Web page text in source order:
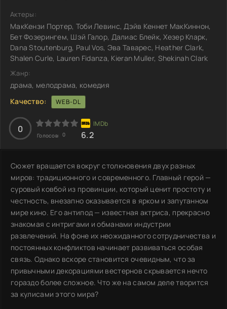
Актеры:
МакКензи Портер, Тоби Левинс, Дэйв Кеннет МакКиннон,
Бет Фозерингем, Шэй Галор, Далиас Блейк, Хезер Кларк,
Dana Stoutenburg, Paul Vos, Эва Таварес, Heather Clark,
Shalen Curle, Lauren Fidanza, Kieran Muller, Shekinah Clark
Жанр:
драма, мелодрама, комедия
Качество:
WEB-DL
0
Голосов: 0 6.2
Сюжет вращается вокруг столкновения двух разных
миров: традиционного и современного. Главный герой —
суровый ковбой из провинции, который ценит простоту и
честность, внезапно оказывается в ярком и запутанном
мире кино. Его антипод — известная актриса, прекрасно
знакомая с интригами и обманами индустрии
развлечений. На фоне их неожиданного сотрудничества и
постоянных конфликтов начинает развиваться особая
связь. Однако вскоре становится очевидным, что за
привычными декорациями вестернов скрывается нечто
гораздо более сложное. Что же на самом деле творится
за кулисами этого мира?